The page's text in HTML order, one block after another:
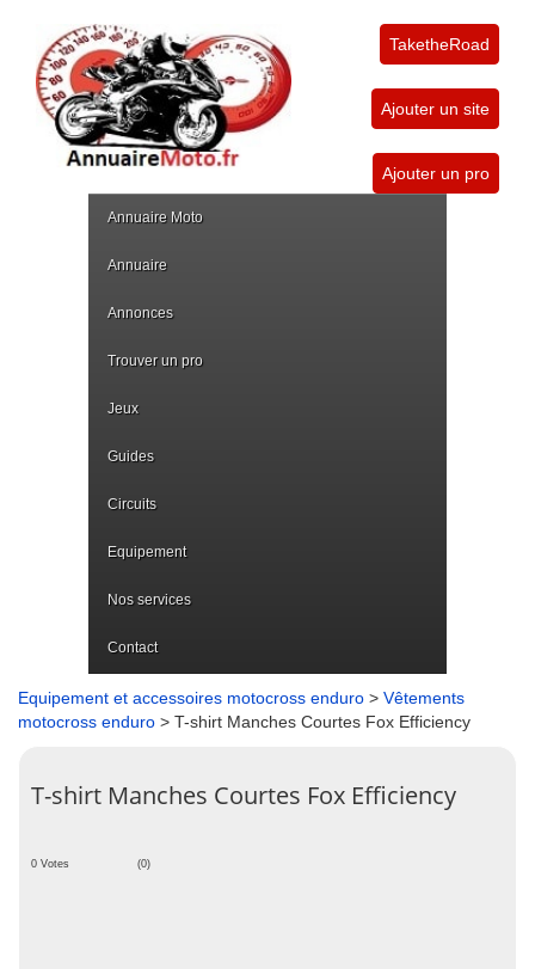
TaketheRoad
Ajouter un site
Ajouter un pro
Annuaire Moto
Annuaire
Annonces
Trouver un pro
Jeux
Guides
Circuits
Equipement
Nos services
Contact
Equipement et accessoires motocross enduro > Vêtements
motocross enduro > T-shirt Manches Courtes Fox Efficiency
T-shirt Manches Courtes Fox Efficiency
0 Votes (0)